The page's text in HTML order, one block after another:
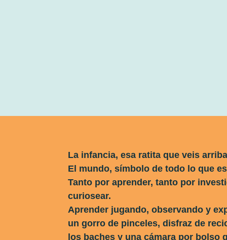
La infancia, esa ratita que veis
El mundo, símbolo de todo lo que
Tanto por aprender, tanto por
curiosear.
Aprender jugando, observando y
un gorro de pinceles, disfraz de
los baches y una cámara por bolso